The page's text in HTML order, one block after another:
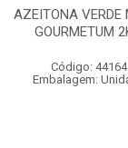
AZEITONA VERDE
GOURMETUM
Código: 44164
Embalagem: